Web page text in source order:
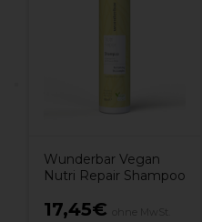
Wunderbar Vegan
Nutri Repair Shampoo
17,45€